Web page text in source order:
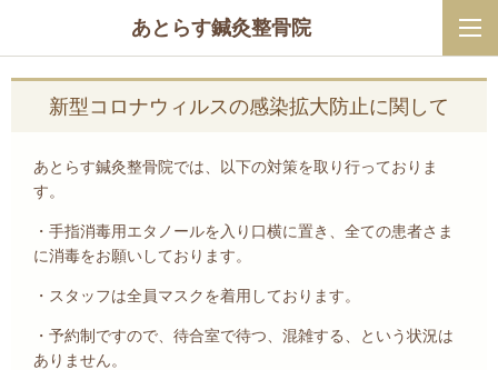
あとらす鍼灸整骨院
新型コロナウィルスの感染拡大防止に関して
あとらす鍼灸整骨院では、以下の対策を取り行っておりま
す。
・手指消毒用エタノールを入り口横に置き、全ての患者さま
に消毒をお願いしております。
・スタッフは全員マスクを着用しております。
・予約制ですので、待合室で待つ、混雑する、という状況は
ありません。